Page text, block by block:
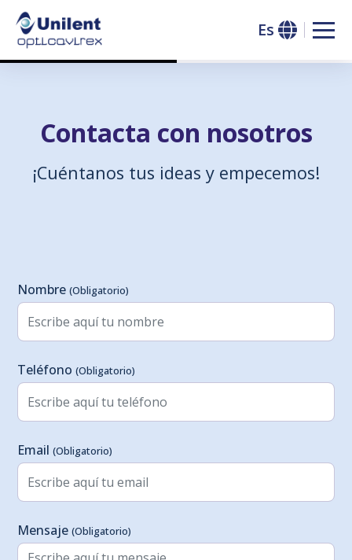
Saltar al header
Saltar al contenido principal
Saltar al footer
Es
Contacta con nosotros
¡Cuéntanos tus ideas y empecemos!
Formulario de Contacto
Nombre (Obligatorio)
Teléfono (Obligatorio)
Email (Obligatorio)
Mensaje (Obligatorio)